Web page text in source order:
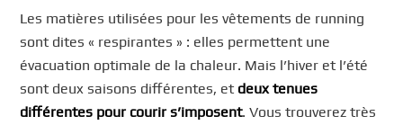
Les matières utilisées pour les vêtements de running
sont dites « respirantes » : elles permettent une
évacuation optimale de la chaleur. Mais l’hiver et l’été
sont deux saisons différentes, et deux tenues
différentes pour courir s’imposent. Vous trouverez très